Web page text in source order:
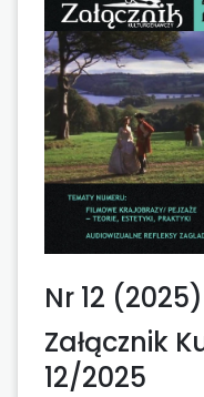
Nr 12 (2025)
Załącznik
12/2025